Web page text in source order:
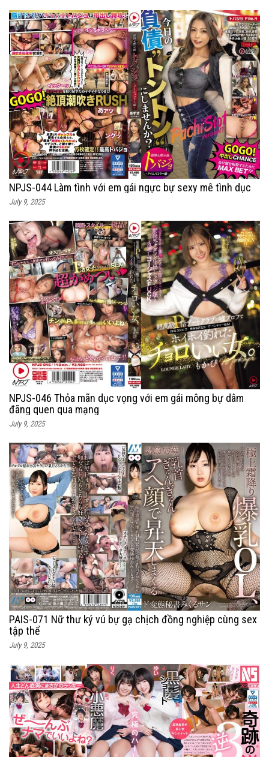
NPJS-044 Làm tình với em gái ngực bự sexy mê tình dục
July 9, 2025
NPJS-046 Thỏa mãn dục vọng với em gái mông bự dâm
đãng quen qua mạng
July 9, 2025
PAIS-071 Nữ thư ký vú bự gạ chịch đồng nghiệp cùng sex
tập thể
July 9, 2025